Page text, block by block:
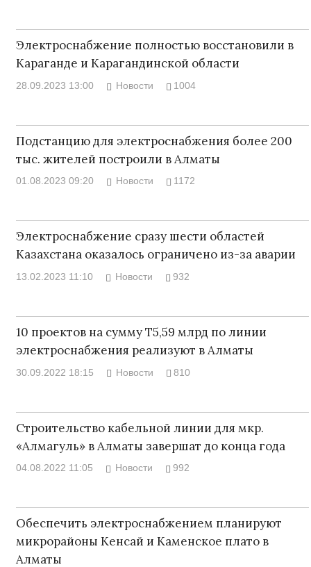
Электроснабжение полностью восстановили в
Караганде и Карагандинской области
28.09.2023 13:00 Новости 1004
Подстанцию для электроснабжения более 200
тыс. жителей построили в Алматы
01.08.2023 09:20 Новости 1172
Электроснабжение сразу шести областей
Казахстана оказалось ограничено из-за аварии
13.02.2023 11:10 Новости 932
10 проектов на сумму Т5,59 млрд по линии
электроснабжения реализуют в Алматы
30.09.2022 18:15 Новости 810
Строительство кабельной линии для мкр.
«Алмагуль» в Алматы завершат до конца года
04.08.2022 11:05 Новости 992
Обеспечить электроснабжением планируют
микрорайоны Кенсай и Каменское плато в
Алматы